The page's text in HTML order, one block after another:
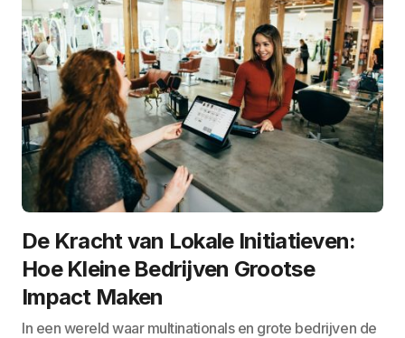
De Kracht van Lokale Initiatieven:
Hoe Kleine Bedrijven Grootse
Impact Maken
In een wereld waar multinationals en grote bedrijven de